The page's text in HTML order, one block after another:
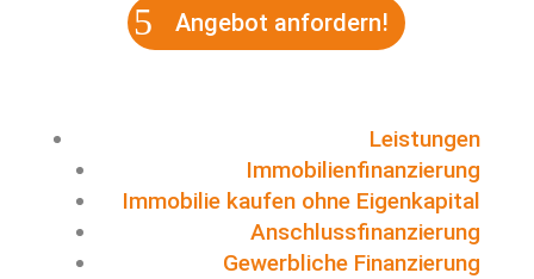
Angebot anfordern!
Leistungen
Immobilienfinanzierung
Immobilie kaufen ohne Eigenkapital
Anschlussfinanzierung
Gewerbliche Finanzierung